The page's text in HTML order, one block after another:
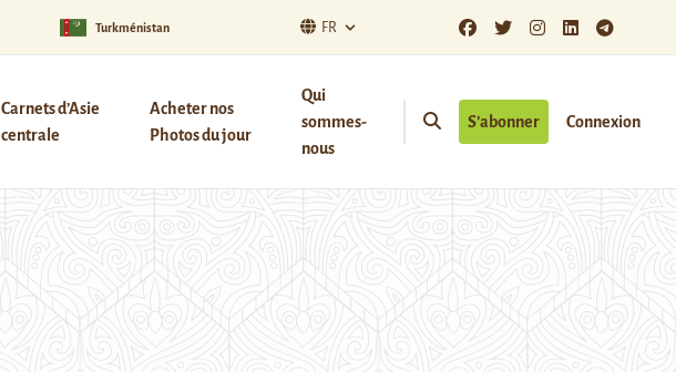
Turkménistan FR
Carnets d’Asie
centrale
Acheter nos
Photos du jour
Qui
sommes-
nous
S’abonner Connexion